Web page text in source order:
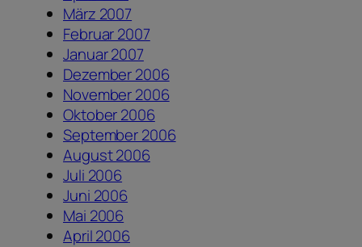
März 2007
Februar 2007
Januar 2007
Dezember 2006
November 2006
Oktober 2006
September 2006
August 2006
Juli 2006
Juni 2006
Mai 2006
April 2006